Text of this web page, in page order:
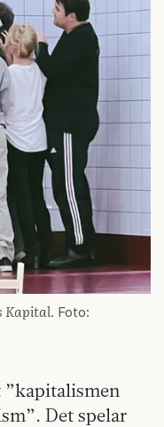
Kapital. Foto:
”kapitalismen
Det spelar